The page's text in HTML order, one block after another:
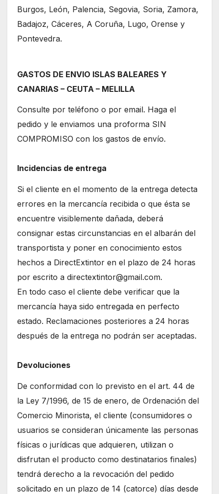
Burgos, León, Palencia, Segovia, Soria, Zamora,
Badajoz, Cáceres, A Coruña, Lugo, Orense y
Pontevedra.
GASTOS DE ENVIO ISLAS BALEARES Y
CANARIAS – CEUTA – MELILLA
Consulte por teléfono o por email. Haga el
pedido y le enviamos una proforma SIN
COMPROMISO con los gastos de envío.
Incidencias de entrega
Si el cliente en el momento de la entrega detecta
errores en la mercancía recibida o que ésta se
encuentre visiblemente dañada, deberá
consignar estas circunstancias en el albarán del
transportista y poner en conocimiento estos
hechos a DirectExtintor en el plazo de 24 horas
por escrito a directextintor@gmail.com.
En todo caso el cliente debe verificar que la
mercancía haya sido entregada en perfecto
estado. Reclamaciones posteriores a 24 horas
después de la entrega no podrán ser aceptadas.
Devoluciones
De conformidad con lo previsto en el art. 44 de
la Ley 7/1996, de 15 de enero, de Ordenación del
Comercio Minorista, el cliente (consumidores o
usuarios se consideran únicamente las personas
físicas o jurídicas que adquieren, utilizan o
disfrutan el producto como destinatarios finales)
tendrá derecho a la revocación del pedido
solicitado en un plazo de 14 (catorce) días desde